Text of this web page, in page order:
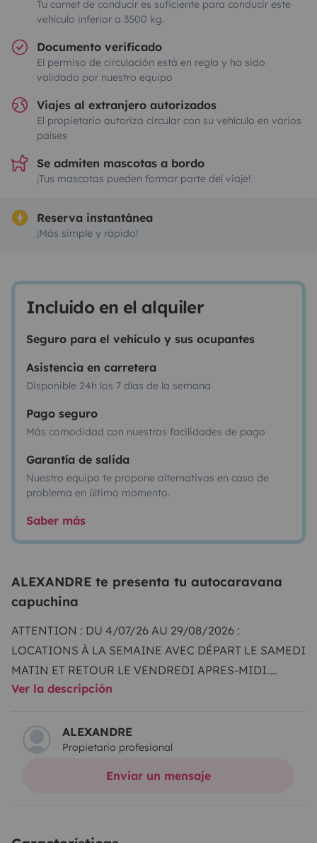
Tu carnet de conducir es suficiente para conducir este
vehículo inferior a 3500 kg.
Documento verificado
El permiso de circulación está en regla y ha sido
validado por nuestro equipo
Viajes al extranjero autorizados
El propietario autoriza circular con su vehículo en varios
países
Se admiten mascotas a bordo
¡Tus mascotas pueden formar parte del viaje!
Reserva instantánea
¡Más simple y rápido!
Incluido en el alquiler
Seguro para el vehículo y sus ocupantes
Asistencia en carretera
Disponible 24h los 7 días de la semana
Pago seguro
Más comodidad con nuestras facilidades de pago
Garantía de salida
Nuestro equipo te propone alternativas en caso de
problema en último momento.
Saber más
ALEXANDRE te presenta tu autocaravana
capuchina
ATTENTION : DU 4/07/26 AU 29/08/2026 :
LOCATIONS À LA SEMAINE AVEC DÉPART LE SAMEDI
MATIN ET RETOUR LE VENDREDI APRES-MIDI.
ACCÈS DEPUIS PARIS :
arrivez à l gare de Longueau, ou à environ 1h30 si vous
arrivez à la gare de Moreuil.Bon à savoir : Je viendrais
vous chercher gratuitement à l'une ou l'autre de ces
Ver la descripción
ALEXANDRE
Propietario profesional
Enviar un mensaje